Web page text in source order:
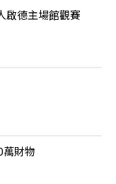
啟德主場館觀賽
萬財物